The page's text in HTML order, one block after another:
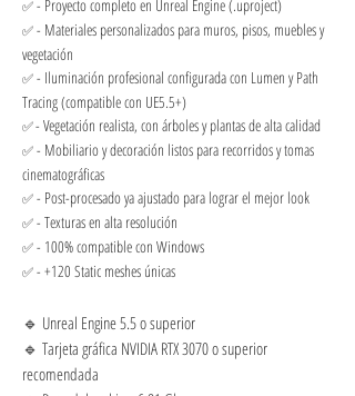
✅- Proyecto completo en Unreal Engine (.uproject)
✅- Materiales personalizados para muros, pisos, muebles y
vegetación
✅- Iluminación profesional configurada con Lumen y Path
Tracing (compatible con UE5.5+)
✅- Vegetación realista, con árboles y plantas de alta calidad
✅- Mobiliario y decoración listos para recorridos y tomas
cinematográficas
✅- Post-procesado ya ajustado para lograr el mejor look
✅- Texturas en alta resolución
✅- 100% compatible con Windows
✅- +120 Static meshes únicas
🔹 Unreal Engine 5.5 o superior
🔹 Tarjeta gráfica NVIDIA RTX 3070 o superior
recomendada